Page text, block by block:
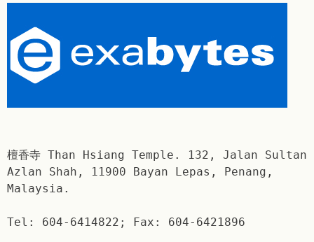
檀香寺 Than Hsiang Temple. 132, Jalan Sultan
Azlan Shah, 11900 Bayan Lepas, Penang,
Malaysia.
Tel: 604-6414822; Fax: 604-6421896